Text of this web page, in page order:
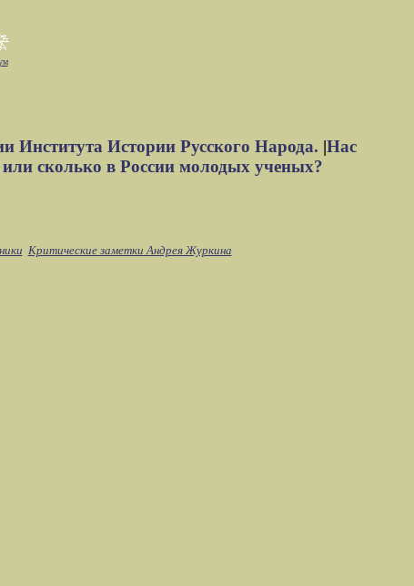
Института Истории Русского Народа. |Нас
сколько в России молодых ученых?
Критические заметки Андрея Журкина